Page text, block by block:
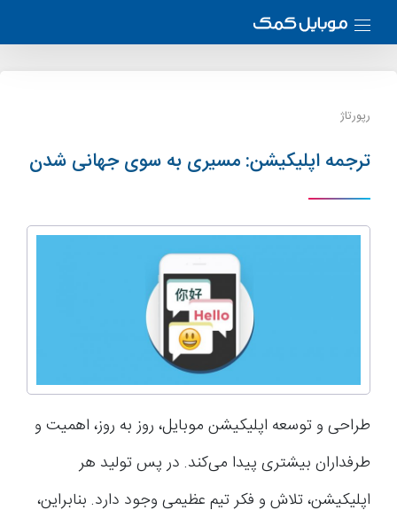
رپورتاژ
ترجمه اپلیکیشن: مسیری به سوی جهانی شدن
طراحی و توسعه اپلیکیشن موبایل، روز به روز، اهمیت و
طرفداران بیشتری پیدا می‌کند. در پس تولید هر
اپلیکیشن، تلاش و فکر تیم عظیمی وجود دارد. بنابراین،